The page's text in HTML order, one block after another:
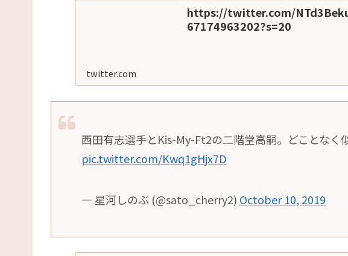
https://twitter.com/
67174963202?s=20
twitter.com
西田有志選手とKis-My-Ft2の二階堂高嗣。どことなく
pic.twitter.com/Kwq1gHjx7D
— 星河しのぶ (@sato_cherry2) October 10, 2019